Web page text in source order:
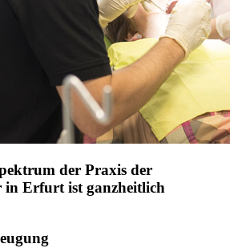
der Praxis der
in Erfurt ist ganzheitlich